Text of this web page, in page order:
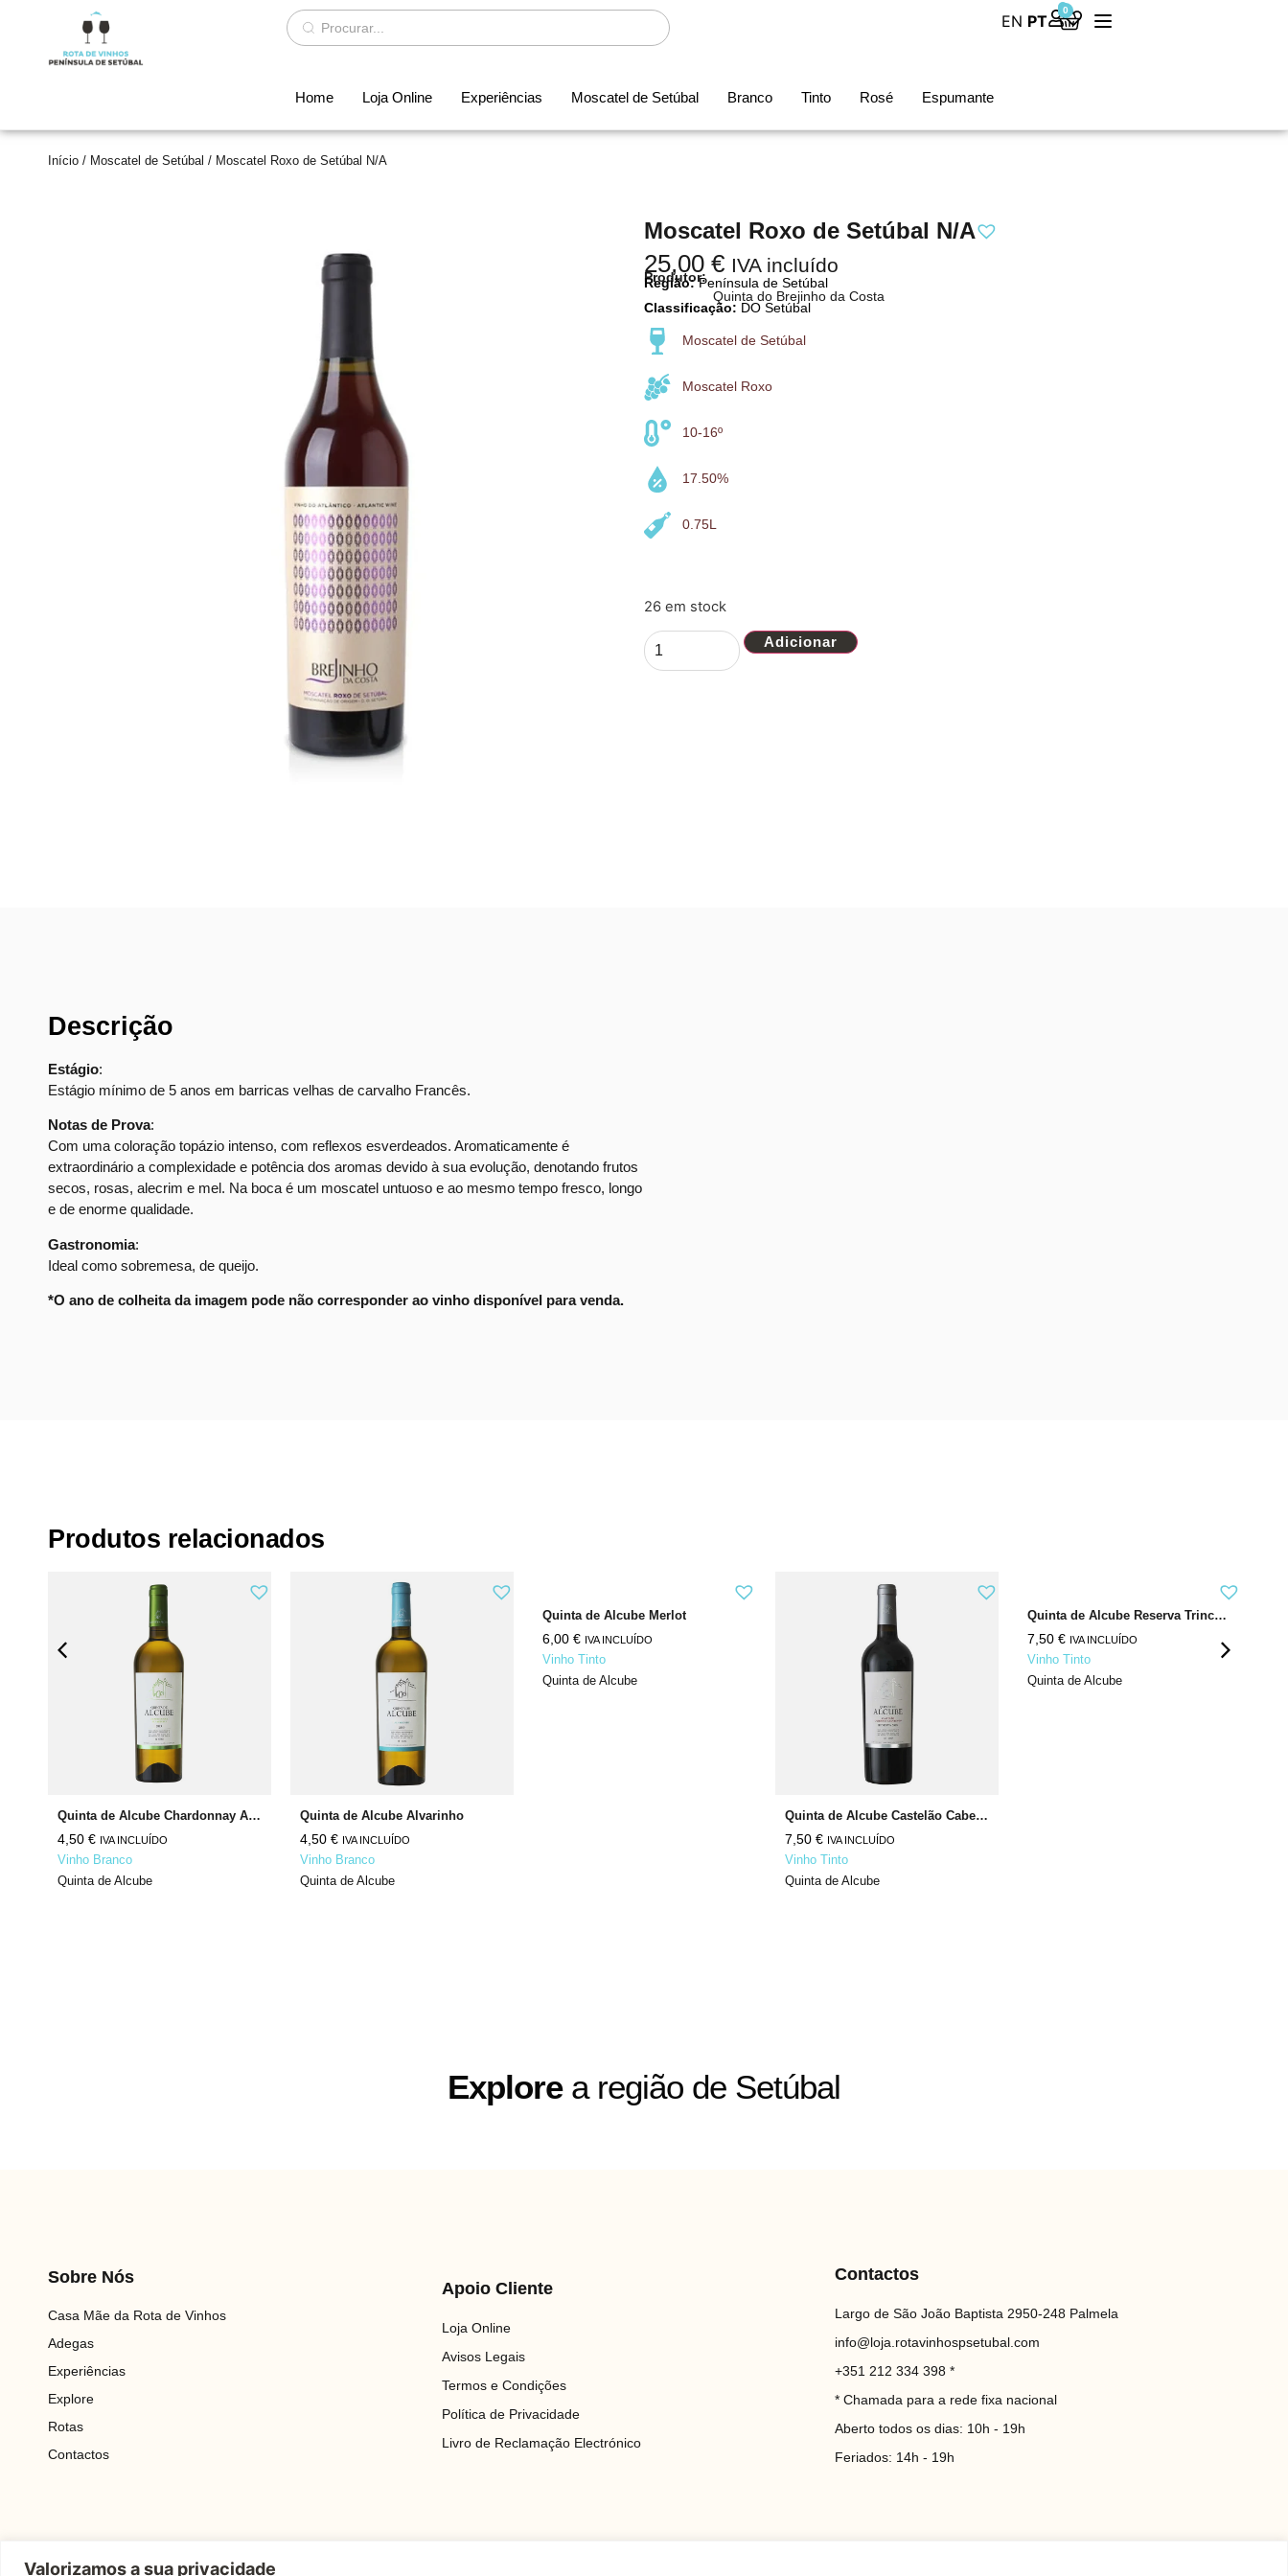
Valorizamos a sua privacidade
EN PT
0
Home Loja Online Experiências Moscatel de Setúbal Branco Tinto Rosé Espumante
Início / Moscatel de Setúbal / Moscatel Roxo de Setúbal N/A
Moscatel Roxo de Setúbal N/A
25,00 € IVA incluído
Quinta do Brejinho da Costa
Produtor:
Região:Península de Setúbal
Classificação: DO Setúbal
Moscatel de Setúbal
Moscatel Roxo
10-16º
17.50%
0.75L
26 em stock
Adicionar
Descrição
Estágio:
Estágio mínimo de 5 anos em barricas velhas de carvalho Francês.
Notas de Prova:
Com uma coloração topázio intenso, com reflexos esverdeados. Aromaticamente é
extraordinário a complexidade e potência dos aromas devido à sua evolução, denotando frutos
secos, rosas, alecrim e mel. Na boca é um moscatel untuoso e ao mesmo tempo fresco, longo
e de enorme qualidade.
Gastronomia:
Ideal como sobremesa, de queijo.
*O ano de colheita da imagem pode não corresponder ao vinho disponível para venda.
Produtos relacionados
Quinta de Alcube Chardonnay Alvarinho
4,50 € IVA INCLUÍDO
Vinho Branco
Quinta de Alcube
Quinta de Alcube Alvarinho
4,50 € IVA INCLUÍDO
Vinho Branco
Quinta de Alcube
Quinta de Alcube Merlot
6,00 € IVA INCLUÍDO
Vinho Tinto
Quinta de Alcube
Quinta de Alcube Castelão Cabernet Sauvignon
7,50 € IVA INCLUÍDO
Vinho Tinto
Quinta de Alcube
Quinta de Alcube Reserva Trincadeira Syrah
7,50 € IVA INCLUÍDO
Vinho Tinto
Quinta de Alcube
Explorea região de Setúbal
Sobre Nós
Casa Mãe da Rota de Vinhos
Adegas
Experiências
Explore
Rotas
Contactos
Apoio Cliente
Loja Online
Avisos Legais
Termos e Condições
Política de Privacidade
Livro de Reclamação Electrónico
Contactos
Largo de São João Baptista 2950-248 Palmela
info@loja.rotavinhospsetubal.com
+351 212 334 398 *
* Chamada para a rede fixa nacional
Aberto todos os dias: 10h - 19h
Feriados: 14h - 19h